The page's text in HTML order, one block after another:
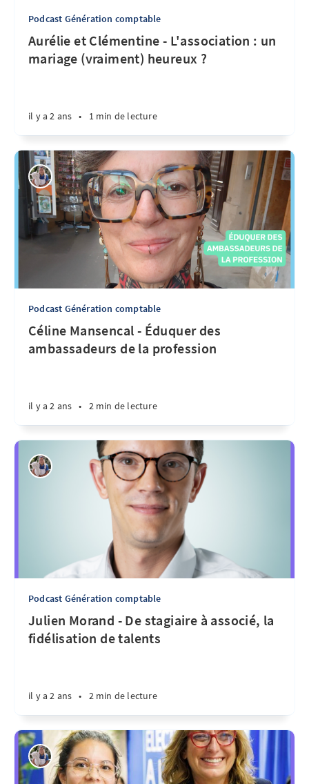
Podcast Génération comptable
Aurélie et Clémentine - L'association : un
mariage (vraiment) heureux ?
il y a 2 ans • 1 min de lecture
Podcast Génération comptable
Céline Mansencal - Éduquer des
ambassadeurs de la profession
il y a 2 ans • 2 min de lecture
Podcast Génération comptable
Julien Morand - De stagiaire à associé, la
fidélisation de talents
il y a 2 ans • 2 min de lecture